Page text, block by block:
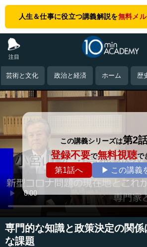
人生＆仕事に役立つ講義解説を無料メ
注目
芸術と文化 政治と経済 ホーム 歴
この講義シリーズは第2
登録不要で無料視聴で
第1話へ ▶ この講義
専門的な知識と政策決定の関係
な課題